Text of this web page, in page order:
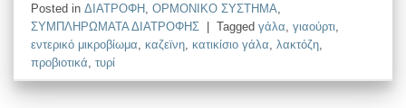
Posted inΔΙΑΤΡΟΦΗ ,ΟΡΜΟΝΙΚΟ ΣΥΣΤΗΜΑ
ΣΥΜΠΛΗΡΩΜΑΤΑ ΔΙΑΤΡΟΦΗΣ
Taggedγάλα ,γιαούρτι
εντερικό μικροβίωμα
καζεϊνη κατικίσιο γάλα ,λακτόζη
προβιοτικά ,τυρί